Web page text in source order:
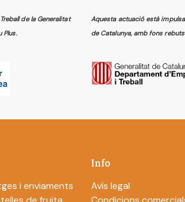
de la Generalitat
Plus.
Aquesta actuació està
de Catalunya, amb fons rebuts
i enviaments
Info
Avís legal